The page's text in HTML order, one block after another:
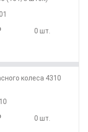
0 шт.
колеса 4310
0 шт.